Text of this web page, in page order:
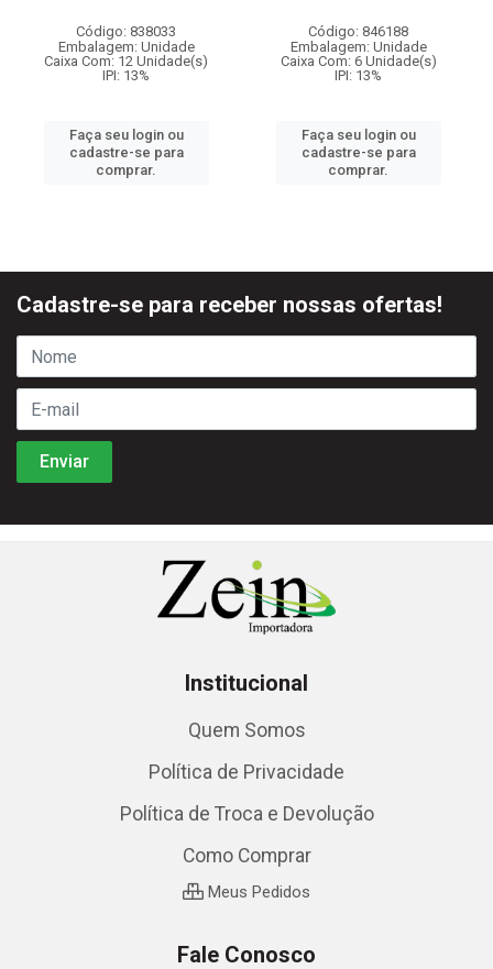
Código: 838033
Embalagem: Unidade
Caixa Com: 12 Unidade(s)
IPI: 13%
Faça seu login ou
cadastre-se para
comprar.
Código: 846188
Embalagem: Unidade
Caixa Com: 6 Unidade(s)
IPI: 13%
Faça seu login ou
cadastre-se para
comprar.
Cadastre-se para receber nossas ofertas!
Institucional
Quem Somos
Política de Privacidade
Política de Troca e Devolução
Como Comprar
Meus Pedidos
Fale Conosco